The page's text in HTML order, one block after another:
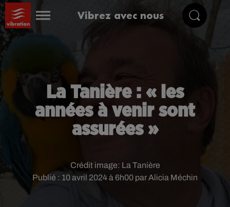
Vibrez avec nous
La Tanière : « les
années à venir sont
assurées »
Publié : 10 avril 2024 à 6h00 par Alicia Méchin
Crédit image: La Tanière